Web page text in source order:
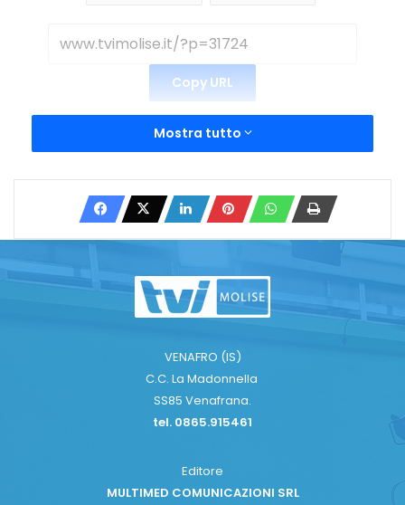
Copy URL
Mostra tutto
VENAFRO (IS)
C.C. La Madonnella
SS85 Venafrana.
tel. 0865.915461
Editore
MULTIMED COMUNICAZIONI SRL